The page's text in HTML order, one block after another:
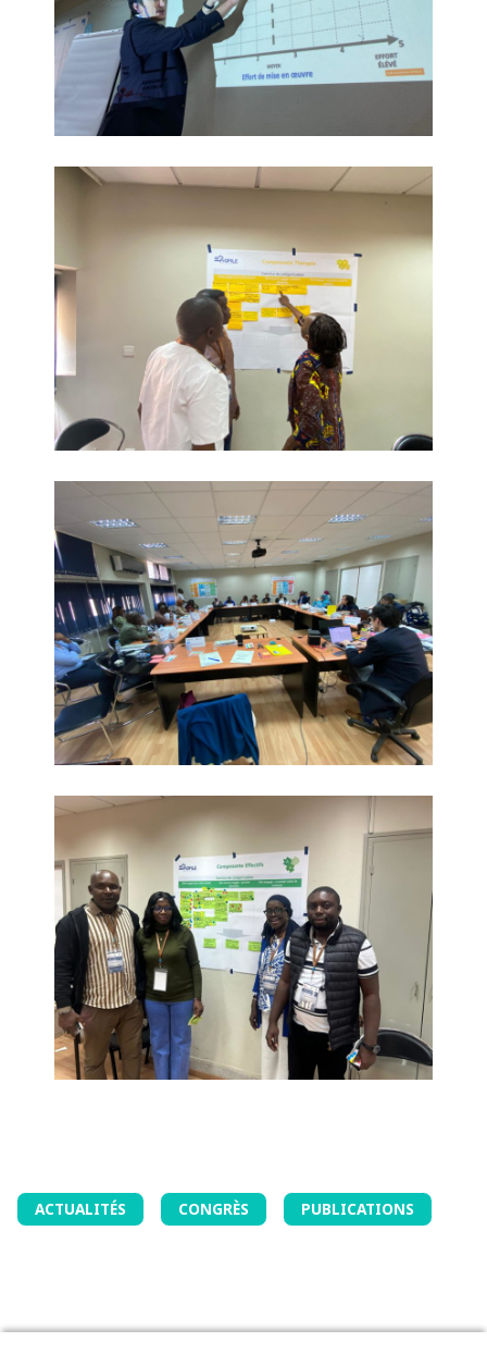
ACTUALITÉS CONGRÈS PUBLICATIONS